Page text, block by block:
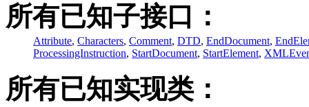
所有已知子接口：
Attribute, Characters, Comment, DTD, EndDocument,
ProcessingInstruction, StartDocument, StartElement,
所有已知实现类：